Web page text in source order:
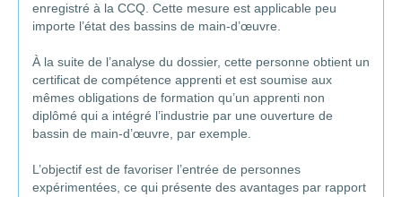
enregistré à la CCQ. Cette mesure est applicable peu
importe l’état des bassins de main-d’œuvre.
À la suite de l’analyse du dossier, cette personne obtient un
certificat de compétence apprenti et est soumise aux
mêmes obligations de formation qu’un apprenti non
diplômé qui a intégré l’industrie par une ouverture de
bassin de main-d’œuvre, par exemple.
L’objectif est de favoriser l’entrée de personnes
expérimentées, ce qui présente des avantages par rapport